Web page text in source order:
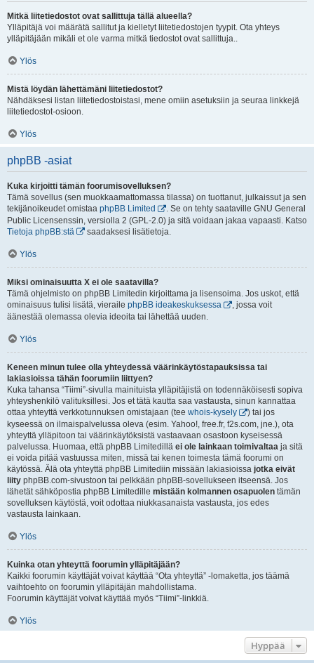
Mitkä liitetiedostot ovat sallittuja tällä alueella?
Ylläpitäjä voi määrätä sallitut ja kielletyt liitetiedostojen tyypit. Ota yhteys
ylläpitäjään mikäli et ole varma mitkä tiedostot ovat sallittuja..
Ylös
Mistä löydän lähettämäni liitetiedostot?
Nähdäksesi listan liitetiedostoistasi, mene omiin asetuksiin ja seuraa linkkejä
liitetiedostot-osioon.
Ylös
phpBB -asiat
Kuka kirjoitti tämän foorumisovelluksen?
Tämä sovellus (sen muokkaamattomassa tilassa) on tuottanut, julkaissut ja sen
tekijänoikeudet omistaa phpBB Limited
. Se on tehty saataville GNU General
Public Licensenssin, versiolla 2 (GPL-2.0) ja sitä voidaan jakaa vapaasti. Katso
Tietoja phpBB:stä
saadaksesi lisätietoja.
Ylös
Miksi ominaisuutta X ei ole saatavilla?
Tämä ohjelmisto on phpBB Limitedin kirjoittama ja lisensoima. Jos uskot, että
ominaisuus tulisi lisätä, vieraile phpBB ideakeskuksessa
, jossa voit
äänestää olemassa olevia ideoita tai lähettää uuden.
Ylös
Keneen minun tulee olla yhteydessä väärinkäytöstapauksissa tai
lakiasioissa tähän foorumiin liittyen?
Kuka tahansa “Tiimi”-sivulla mainituista ylläpitäjistä on todennäköisesti sopiva
yhteyshenkilö valituksillesi. Jos et tätä kautta saa vastausta, sinun kannattaa
ottaa yhteyttä verkkotunnuksen omistajaan (tee whois-kysely
) tai jos
kyseessä on ilmaispalvelussa oleva (esim. Yahoo!, free.fr, f2s.com, jne.), ota
yhteyttä ylläpitoon tai väärinkäytöksistä vastaavaan osastoon kyseisessä
palvelussa. Huomaa, että phpBB Limitedillä ei ole lainkaan toimivaltaa ja sitä
ei voida pitää vastuussa miten, missä tai kenen toimesta tämä foorumi on
käytössä. Älä ota yhteyttä phpBB Limitediin missään lakiasioissa jotka eivät
liity phpBB.com-sivustoon tai pelkkään phpBB-sovellukseen itseensä. Jos
lähetät sähköpostia phpBB Limitedille mistään kolmannen osapuolen tämän
sovelluksen käytöstä, voit odottaa niukkasanaista vastausta, jos edes
vastausta lainkaan.
Ylös
Kuinka otan yhteyttä foorumin ylläpitäjään?
Kaikki foorumin käyttäjät voivat käyttää “Ota yhteyttä” -lomaketta, jos täämä
vaihtoehto on foorumin ylläpitäjän mahdollistama.
Foorumin käyttäjät voivat käyttää myös “Tiimi”-linkkiä.
Ylös
Hyppää